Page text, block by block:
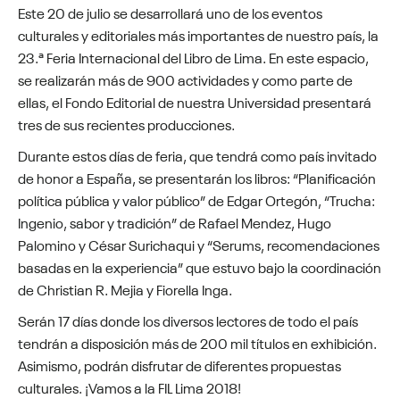
Este 20 de julio se desarrollará uno de los eventos
culturales y editoriales más importantes de nuestro país, la
23.ª Feria Internacional del Libro de Lima. En este espacio,
se realizarán más de 900 actividades y como parte de
ellas, el Fondo Editorial de nuestra Universidad presentará
tres de sus recientes producciones.
Durante estos días de feria, que tendrá como país invitado
de honor a España, se presentarán los libros: “Planificación
política pública y valor público” de Edgar Ortegón, “Trucha:
Ingenio, sabor y tradición” de Rafael Mendez, Hugo
Palomino y César Surichaqui y “Serums, recomendaciones
basadas en la experiencia” que estuvo bajo la coordinación
de Christian R. Mejia y Fiorella Inga.
Serán 17 días donde los diversos lectores de todo el país
tendrán a disposición más de 200 mil títulos en exhibición.
Asimismo, podrán disfrutar de diferentes propuestas
culturales. ¡Vamos a la FIL Lima 2018!